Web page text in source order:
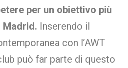
per un obiettivo più
Madrid. Inserendo il
con l’AWT
può far parte di questo